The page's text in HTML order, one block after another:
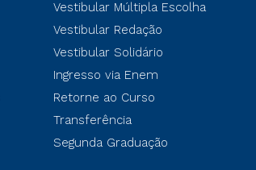
Vestibular Múltipla Escolha
Vestibular Redação
Vestibular Solidário
Ingresso via Enem
Retorne ao Curso
Transferência
Segunda Graduação